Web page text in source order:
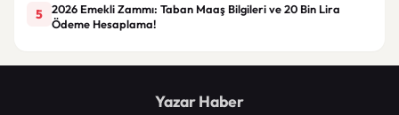
5
2026 Emekli Zammı: Taban Maaş Bilgileri ve 20 Bin Lira
Ödeme Hesaplama!
Yazar Haber